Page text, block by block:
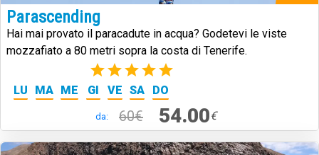
Parascending
Hai mai provato il paracadute in acqua? Godetevi le viste
mozzafiato a 80 metri sopra la costa di Tenerife.
(1)
LU MA ME GI VE SA DO
da: 60€ 54.00€